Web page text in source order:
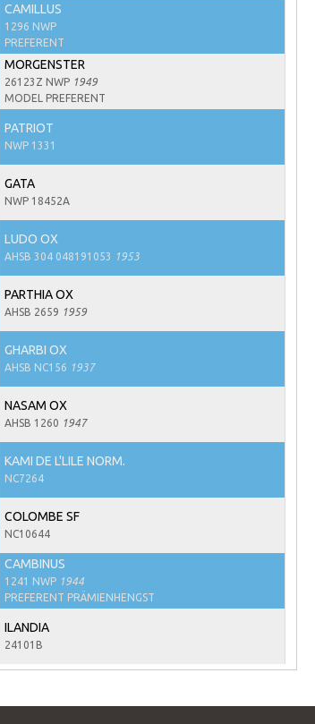
CAMILLUS
1296 NWP
PREFERENT
MORGENSTER
26123Z NWP 1949
MODEL PREFERENT
PATRIOT
NWP 1331
GATA
NWP 18452A
LUDO OX
AHSB 304 048191053 1953
PARTHIA OX
AHSB 2659 1959
GHARBI OX
AHSB NC156 1937
NASAM OX
AHSB 1260 1947
KAMI DE L'LILE NORM.
NC7264
COLOMBE SF
NC10644
CAMBINUS
1241 NWP 1944
PREFERENT PRÄMIENHENGST
ILANDIA
24101B